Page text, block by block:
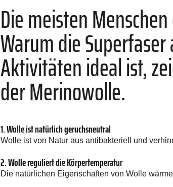
Die meisten
Warum die
Aktivitäten ideal ist,
der Merinowolle.
1. Wolle ist natürlich geruchsneutral
Wolle ist von Natur aus antibakteriell und
2. Wolle reguliert die Körpertemperatur
Die natürlichen Eigenschaften von Wolle